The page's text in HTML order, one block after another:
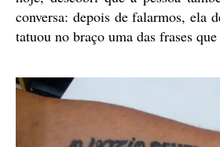
conversa: depois de falarmos, ela
tatuou no braço uma das frases que